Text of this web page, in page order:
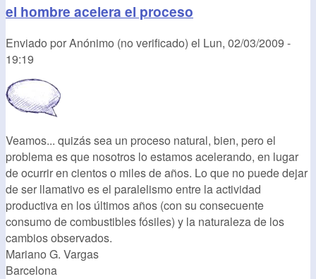
el hombre acelera el proceso
Enviado porAnónimo (no verificado) el Lun, 02/03/2009 -
19:19
Veamos... quizás sea un proceso natural, bien, pero el
problema es que nosotros lo estamos acelerando, en lugar
de ocurrir en cientos o miles de años. Lo que no puede dejar
de ser llamativo es el paralelismo entre la actividad
productiva en los últimos años (con su consecuente
consumo de combustibles fósiles) y la naturaleza de los
cambios observados.
Mariano G. Vargas
Barcelona